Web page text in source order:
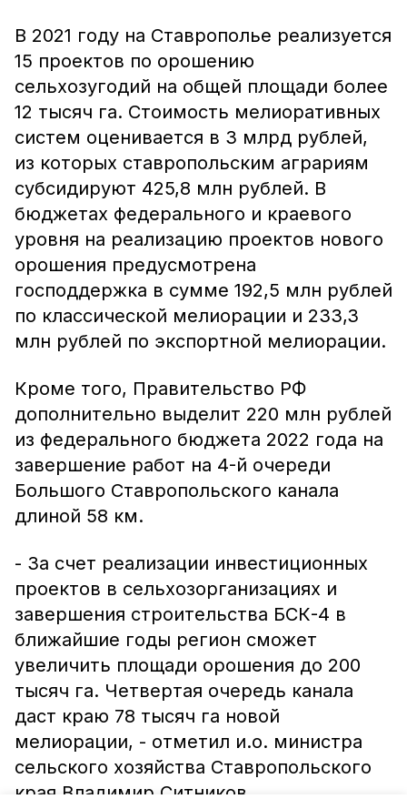
В 2021 году на Ставрополье реализуется
15 проектов по орошению
сельхозугодий на общей площади более
12 тысяч га. Стоимость мелиоративных
систем оценивается в 3 млрд рублей,
из которых ставропольским аграриям
субсидируют 425,8 млн рублей. В
бюджетах федерального и краевого
уровня на реализацию проектов нового
орошения предусмотрена
господдержка в сумме 192,5 млн рублей
по классической мелиорации и 233,3
млн рублей по экспортной мелиорации.
Кроме того, Правительство РФ
дополнительно выделит 220 млн рублей
из федерального бюджета 2022 года на
завершение работ на 4-й очереди
Большого Ставропольского канала
длиной 58 км.
- За счет реализации инвестиционных
проектов в сельхозорганизациях и
завершения строительства БСК-4 в
ближайшие годы регион сможет
увеличить площади орошения до 200
тысяч га. Четвертая очередь канала
даст краю 78 тысяч га новой
мелиорации, - отметил и.о. министра
сельского хозяйства Ставропольского
края Владимир Ситников.